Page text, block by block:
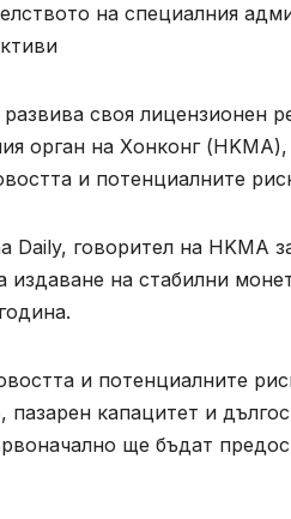
на специалния
своя лицензионен
орган на Хонконг
и потенциалните
Daily, говорител на HKMA
издаване на стабилни
и потенциалните
пазарен капацитет и
ще бъдат